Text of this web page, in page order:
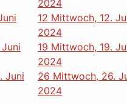
2024
12 Mittwoch, 12.
2024
19 Mittwoch, 19.
2024
Juni
26 Mittwoch, 26.
2024